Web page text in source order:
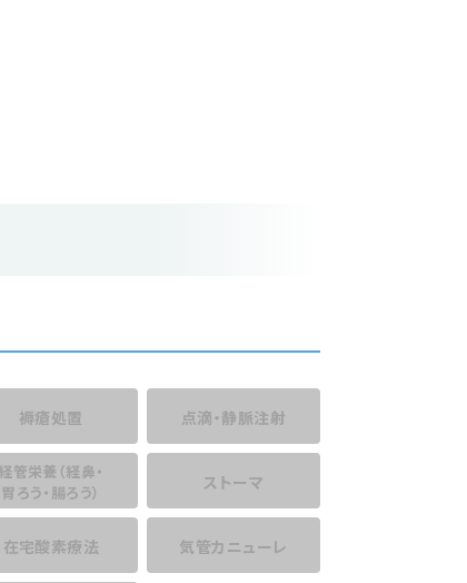
褥瘡処置 点滴・静脈注射
経管栄養 （経鼻・
胃ろう・腸ろう）
ストーマ
在宅酸素療法 気管カニューレ